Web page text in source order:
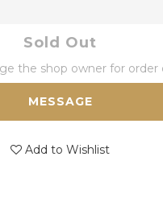
Sold Out
the shop owner for order
MESSAGE
Add to Wishlist